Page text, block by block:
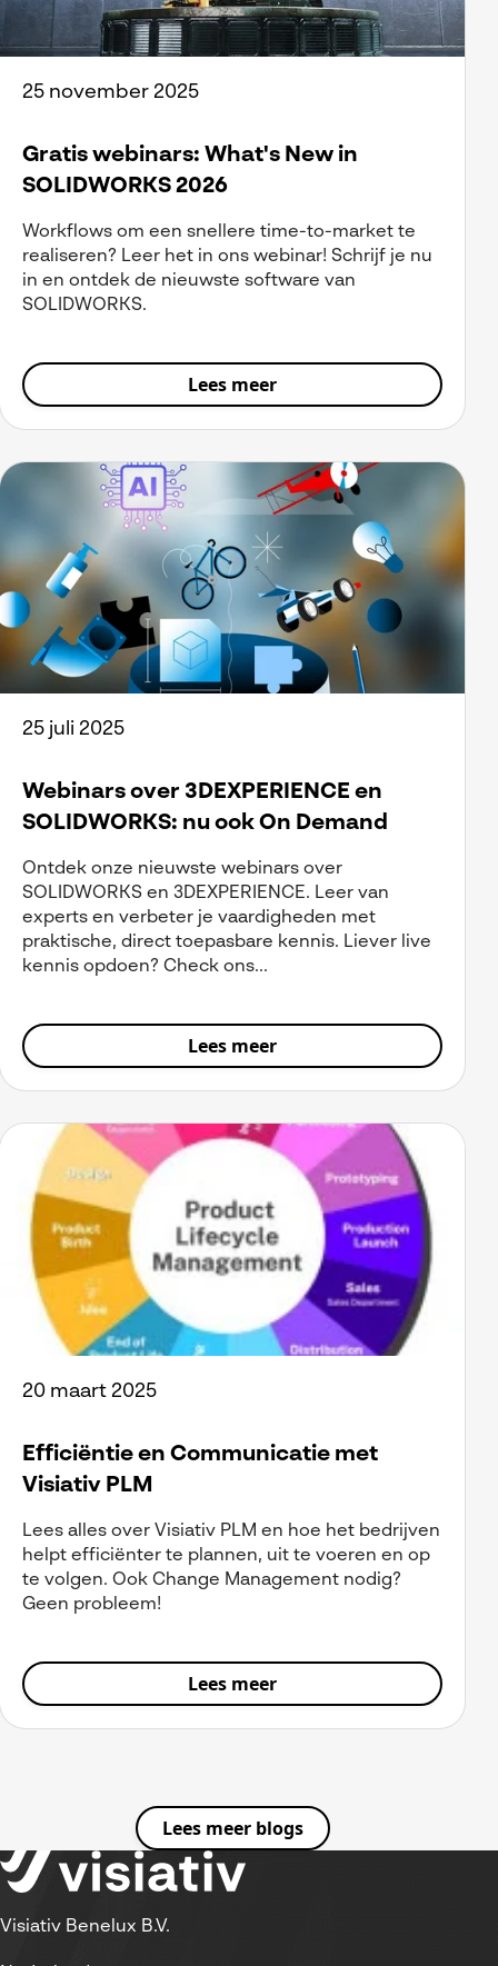
25 november 2025
Gratis webinars: What's New in
SOLIDWORKS 2026
Workflows om een snellere time-to-market te
realiseren? Leer het in ons webinar! Schrijf je nu
in en ontdek de nieuwste software van
SOLIDWORKS.
Lees meer
25 juli 2025
Webinars over 3DEXPERIENCE en
SOLIDWORKS: nu ook On Demand
Ontdek onze nieuwste webinars over
SOLIDWORKS en 3DEXPERIENCE. Leer van
experts en verbeter je vaardigheden met
praktische, direct toepasbare kennis. Liever live
kennis opdoen? Check ons...
Lees meer
20 maart 2025
Efficiëntie en Communicatie met
Visiativ PLM
Lees alles over Visiativ PLM en hoe het bedrijven
helpt efficiënter te plannen, uit te voeren en op
te volgen. Ook Change Management nodig?
Geen probleem!
Lees meer
Lees meer blogs
Visiativ Benelux B.V.